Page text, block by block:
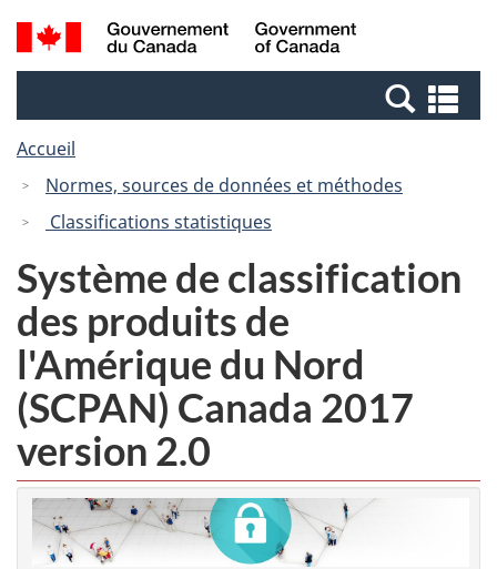
Passer
au
Passer
au
Passer
à
Canada
Recherche
et
et
Accueil
Normes, sources de données et méthodes
Classifications statistiques
Système de classification
des produits de
l'Amérique du Nord
(SCPAN) Canada 2017
version 2.0